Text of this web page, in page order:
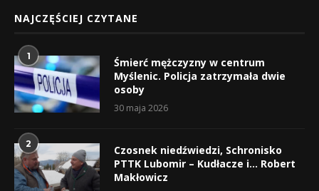
NAJCZĘŚCIEJ CZYTANE
1
Śmierć mężczyzny w centrum
Myślenic. Policja zatrzymała dwie
osoby
30 maja 2026
2
Czosnek niedźwiedzi, Schronisko
PTTK Lubomir – Kudłacze i… Robert
Makłowicz